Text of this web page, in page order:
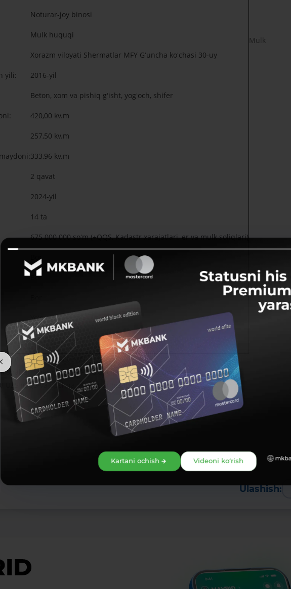
Noturar-joy binosi
Mulk huquqi
Xorazm viloyati Shermatlar MFY Gʻuncha koʻchasi 30-uy
yili: 2016-yil
Beton, xom va pishiq gʻisht, yogʻoch, shifer
420,00 kv.m
257,50 kv.m
333,96 kv.m
2 qavat
2024-yil
14 ta
675 000 000 soʻm (+QQS, Kadastr xarajatlari, er va mulk soliqlari)
Bor
Bor
Yoʻq
Bor
Mulk
viloyati Shovot BXO
Shermatlar MFY, Gʻuncha koʻchasi, 30-uy
(QQS va boshqa xarajatlar hisobga olinmagan)
Ulashish:
Kartani ochish Videoni ko‘rish